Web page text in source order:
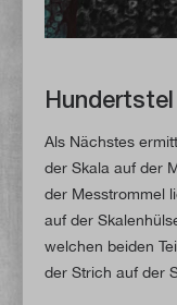
Als Nächstes
der Skala auf der
der Messtrommel
auf der
welchen beiden
der Strich auf der